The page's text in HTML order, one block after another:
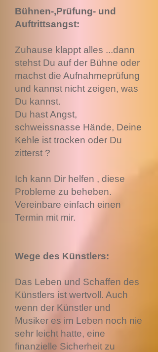
Bühnen-,Prüfung- und
Auftrittsangst:
Zuhause klappt alles ...dann
stehst Du auf der Bühne oder
machst die Aufnahmeprüfung
und kannst nicht zeigen, was
Du kannst.
Du hast Angst,
schweissnasse Hände, Deine
Kehle ist trocken oder Du
zitterst ?
Ich kann Dir helfen , diese
Probleme zu beheben.
Vereinbare einfach einen
Termin mit mir.
Wege des Künstlers:
Das Leben und Schaffen des
Künstlers ist wertvoll. Auch
wenn der Künstler und
Musiker es im Leben noch nie
sehr leicht hatte, eine
finanzielle Sicherheit zu